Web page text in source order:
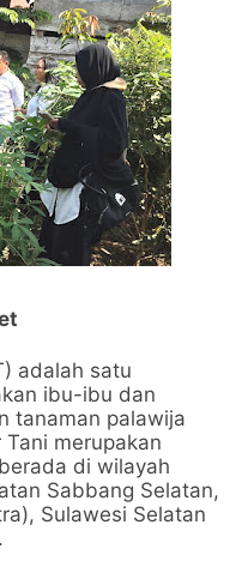
adalah satu
ibu-ibu dan
tanaman palawija
merupakan
di wilayah
Sabbang Selatan,
Sulawesi Selatan